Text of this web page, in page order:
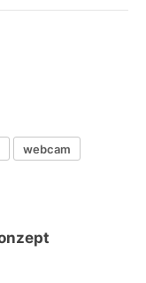
webcam